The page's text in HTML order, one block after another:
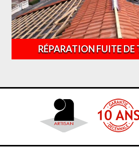
RÉPARATION FUITE DE